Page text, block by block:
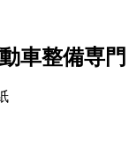
車整備専門